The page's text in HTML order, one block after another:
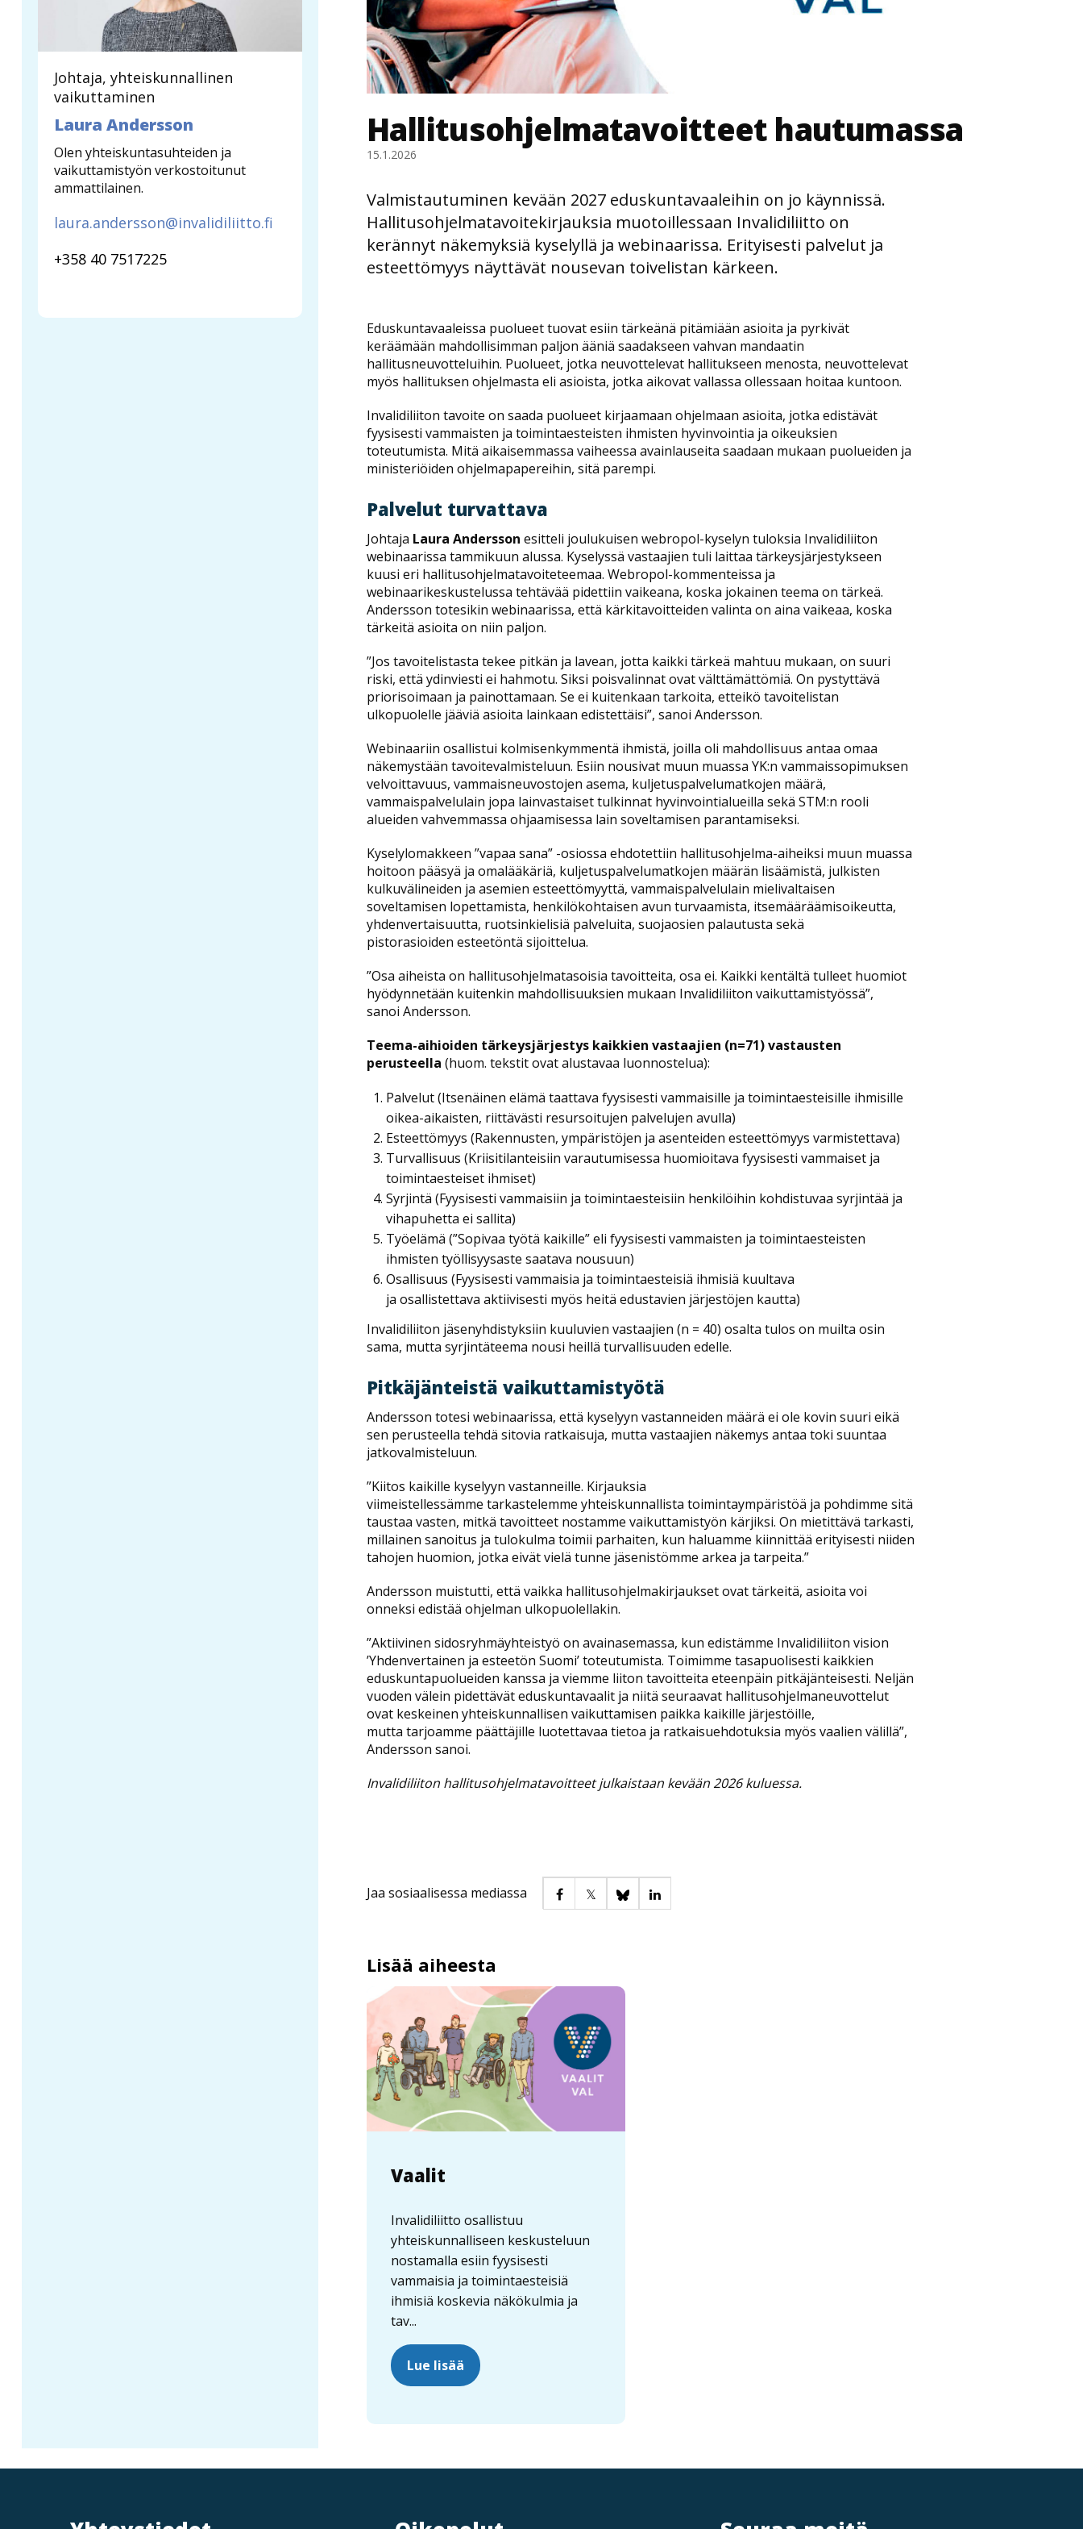
Johtaja, yhteiskunnallinen
vaikuttaminen
Laura Andersson
Olen yhteiskuntasuhteiden ja
vaikuttamistyön verkostoitunut
ammattilainen.
laura.andersson@invalidiliitto.fi
+358 40 7517225
Hallitusohjelmatavoitteet hautumassa
15.1.2026
Valmistautuminen kevään 2027 eduskuntavaaleihin on jo käynnissä.
Hallitusohjelmatavoitekirjauksia muotoillessaan Invalidiliitto on
kerännyt näkemyksiä kyselyllä ja webinaarissa. Erityisesti palvelut ja
esteettömyys näyttävät nousevan toivelistan kärkeen.
Eduskuntavaaleissa puolueet tuovat esiin tärkeänä pitämiään asioita ja pyrkivät
keräämään mahdollisimman paljon ääniä saadakseen vahvan mandaatin
hallitusneuvotteluihin. Puolueet, jotka neuvottelevat hallitukseen menosta, neuvottelevat
myös hallituksen ohjelmasta eli asioista, jotka aikovat vallassa ollessaan hoitaa kuntoon.
Invalidiliiton tavoite on saada puolueet kirjaamaan ohjelmaan asioita, jotka edistävät
fyysisesti vammaisten ja toimintaesteisten ihmisten hyvinvointia ja oikeuksien
toteutumista. Mitä aikaisemmassa vaiheessa avainlauseita saadaan mukaan puolueiden ja
ministeriöiden ohjelmapapereihin, sitä parempi.
Palvelut turvattava
Johtaja Laura Andersson esitteli joulukuisen webropol-kyselyn tuloksia Invalidiliiton
webinaarissa tammikuun alussa. Kyselyssä vastaajien tuli laittaa tärkeysjärjestykseen
kuusi eri hallitusohjelmatavoiteteemaa. Webropol-kommenteissa ja
webinaarikeskustelussa tehtävää pidettiin vaikeana, koska jokainen teema on tärkeä.
Andersson totesikin webinaarissa, että kärkitavoitteiden valinta on aina vaikeaa, koska
tärkeitä asioita on niin paljon.
”Jos tavoitelistasta tekee pitkän ja lavean, jotta kaikki tärkeä mahtuu mukaan, on suuri
riski, että ydinviesti ei hahmotu. Siksi poisvalinnat ovat välttämättömiä. On pystyttävä
priorisoimaan ja painottamaan. Se ei kuitenkaan tarkoita, etteikö tavoitelistan
ulkopuolelle jääviä asioita lainkaan edistettäisi”, sanoi Andersson.
Webinaariin osallistui kolmisenkymmentä ihmistä, joilla oli mahdollisuus antaa omaa
näkemystään tavoitevalmisteluun. Esiin nousivat muun muassa YK:n vammaissopimuksen
velvoittavuus, vammaisneuvostojen asema, kuljetuspalvelumatkojen määrä,
vammaispalvelulain jopa lainvastaiset tulkinnat hyvinvointialueilla sekä STM:n rooli
alueiden vahvemmassa ohjaamisessa lain soveltamisen parantamiseksi.
Kyselylomakkeen ”vapaa sana” -osiossa ehdotettiin hallitusohjelma-aiheiksi muun muassa
hoitoon pääsyä ja omalääkäriä, kuljetuspalvelumatkojen määrän lisäämistä, julkisten
kulkuvälineiden ja asemien esteettömyyttä, vammaispalvelulain mielivaltaisen
soveltamisen lopettamista, henkilökohtaisen avun turvaamista, itsemääräämisoikeutta,
yhdenvertaisuutta, ruotsinkielisiä palveluita, suojaosien palautusta sekä
pistorasioiden esteetöntä sijoittelua.
”Osa aiheista on hallitusohjelmatasoisia tavoitteita, osa ei. Kaikki kentältä tulleet huomiot
hyödynnetään kuitenkin mahdollisuuksien mukaan Invalidiliiton vaikuttamistyössä”,
sanoi Andersson.
Teema-aihioiden tärkeysjärjestys kaikkien vastaajien (n=71) vastausten
perusteella (huom. tekstit ovat alustavaa luonnostelua):
Palvelut (Itsenäinen elämä taattava fyysisesti vammaisille ja toimintaesteisille ihmisille
oikea-aikaisten, riittävästi resursoitujen palvelujen avulla)
Esteettömyys (Rakennusten, ympäristöjen ja asenteiden esteettömyys varmistettava)
Turvallisuus (Kriisitilanteisiin varautumisessa huomioitava fyysisesti vammaiset ja
toimintaesteiset ihmiset)
Syrjintä (Fyysisesti vammaisiin ja toimintaesteisiin henkilöihin kohdistuvaa syrjintää ja
vihapuhetta ei sallita)
Työelämä (”Sopivaa työtä kaikille” eli fyysisesti vammaisten ja toimintaesteisten
ihmisten työllisyysaste saatava nousuun)
Osallisuus (Fyysisesti vammaisia ja toimintaesteisiä ihmisiä kuultava
ja osallistettava aktiivisesti myös heitä edustavien järjestöjen kautta)
Invalidiliiton jäsenyhdistyksiin kuuluvien vastaajien (n = 40) osalta tulos on muilta osin
sama, mutta syrjintäteema nousi heillä turvallisuuden edelle.
Pitkäjänteistä vaikuttamistyötä
Andersson totesi webinaarissa, että kyselyyn vastanneiden määrä ei ole kovin suuri eikä
sen perusteella tehdä sitovia ratkaisuja, mutta vastaajien näkemys antaa toki suuntaa
jatkovalmisteluun.
”Kiitos kaikille kyselyyn vastanneille. Kirjauksia
viimeistellessämme tarkastelemme yhteiskunnallista toimintaympäristöä ja pohdimme sitä
taustaa vasten, mitkä tavoitteet nostamme vaikuttamistyön kärjiksi. On mietittävä tarkasti,
millainen sanoitus ja tulokulma toimii parhaiten, kun haluamme kiinnittää erityisesti niiden
tahojen huomion, jotka eivät vielä tunne jäsenistömme arkea ja tarpeita.”
Andersson muistutti, että vaikka hallitusohjelmakirjaukset ovat tärkeitä, asioita voi
onneksi edistää ohjelman ulkopuolellakin.
”Aktiivinen sidosryhmäyhteistyö on avainasemassa, kun edistämme Invalidiliiton vision
’Yhdenvertainen ja esteetön Suomi’ toteutumista. Toimimme tasapuolisesti kaikkien
eduskuntapuolueiden kanssa ja viemme liiton tavoitteita eteenpäin pitkäjänteisesti. Neljän
vuoden välein pidettävät eduskuntavaalit ja niitä seuraavat hallitusohjelmaneuvottelut
ovat keskeinen yhteiskunnallisen vaikuttamisen paikka kaikille järjestöille,
mutta tarjoamme päättäjille luotettavaa tietoa ja ratkaisuehdotuksia myös vaalien välillä”,
Andersson sanoi.
Invalidiliiton hallitusohjelmatavoitteet julkaistaan kevään 2026 kuluessa.
Jaa sosiaalisessa mediassa
Lisää aiheesta
Vaalit
Invalidiliitto osallistuu
yhteiskunnalliseen keskusteluun
nostamalla esiin fyysisesti
vammaisia ja toimintaesteisiä
ihmisiä koskevia näkökulmia ja
tav...
Lue lisää